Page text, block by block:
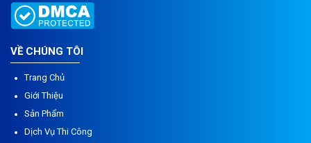
VỀ CHÚNG TÔI
Trang Chủ
Giới Thiệu
Sản Phẩm
Dịch Vụ Thi Công